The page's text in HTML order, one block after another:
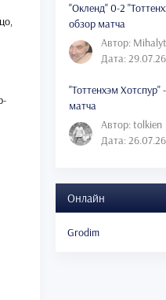
"Окленд" 0-2
обзор матча
Автор:
Дата:
"Тоттенхэм
матча
Автор: tolkien
Дата:
Онлайн
Grodim